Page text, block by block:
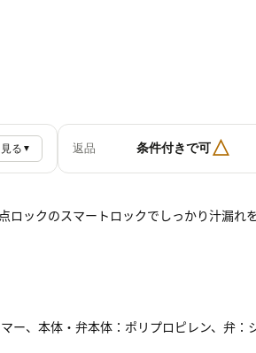
る ▼ 返品 条件付きで可△
ロックのスマートロックでしっかり汁漏れ
ー、本体・弁本体：ポリプロピレン、弁：